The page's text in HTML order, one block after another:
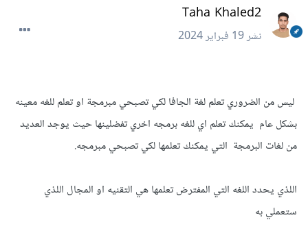
Taha Khaled2
نشر19 فبراير 2024
ليس من الضروري تعلم لغة الجافا لكي تصبحي مبرمجة او تعلم للغه معينه
بشكل عام يمكنك تعلم اي للغه برمجه اخري تفضلينها حيث يوجد العديد
من لغات البرمجة التي يمكنك تعلمها لكي تصبحي مبرمجه.
اللذي يحدد اللغه التي المفترض تعلمها هي التقنيه او المجال اللذي
ستعملي به